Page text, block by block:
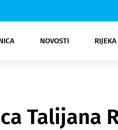
NOVOSTI
Rijeka Opatija
NK
Moda
Kultura
Talijana